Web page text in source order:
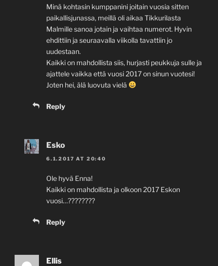
Minä kohtasin kumppanini joitain vuosia sitten
paikallisjunassa, meillä oli aikaa Tikkurilasta
Malmille sanoa jotain ja vaihtaa numerot. Hyvin
ehdittiin ja seuraavalla viikolla tavattiin jo
uudestaan.
Kaikki on mahdollista siis, hurjasti peukkuja sulle ja
ajattele vaikka että vuosi 2017 on sinun vuotesi!
Joten hei, älä luovuta vielä
Reply
Esko
6.1.2017 AT 20:40
Ole hyvä Enna!
Kaikki on mahdollista ja olkoon 2017 Eskon
vuosi…????????
Reply
Ellis